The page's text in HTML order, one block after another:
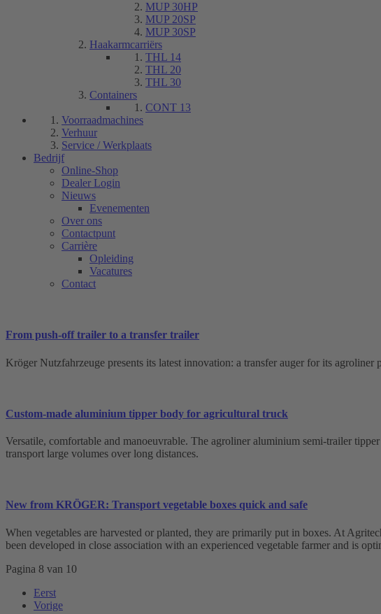
MUP 30HP
MUP 20SP
MUP 30SP
Haakarmcarriërs
THL 14
THL 20
THL 30
Containers
CONT 13
Voorraadmachines
Verhuur
Service / Werkplaats
Bedrijf
Online-Shop
Dealer Login
Nieuws
Evenementen
Over ons
Contactpunt
Carrière
Opleiding
Vacatures
Contact
From push-off trailer to a transfer trailer
Kröger Nutzfahrzeuge presents its latest innovation: a transfer auger for its agroliner
Custom-made aluminium tipper body for agricultural truck
Versatile, comfortable and manoeuvrable. The agroliner aluminium semi-trailer
transport large volumes over long distances.
New from KRÖGER: Transport vegetable boxes quick and safe
When vegetables are harvested or planted, they are primarily put in boxes. At
been developed in close association with an experienced vegetable farmer and is
Pagina 8 van 10
Eerst
Vorige